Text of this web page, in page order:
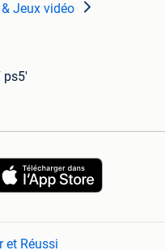
Jeux vidéo
ps5'
et Réussi